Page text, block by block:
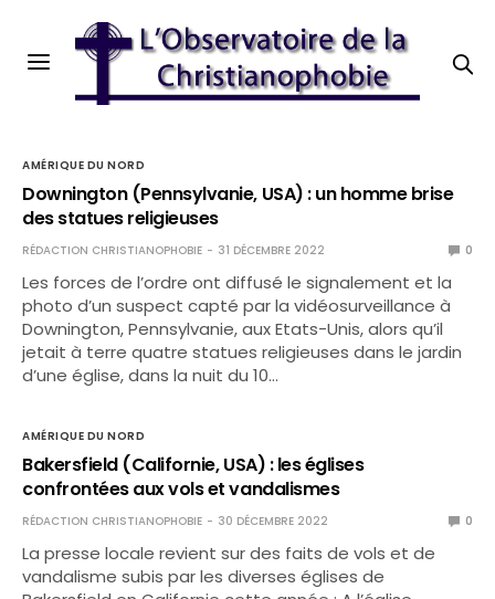
AMÉRIQUE DU NORD
Downington (Pennsylvanie, USA) : un homme brise
des statues religieuses
RÉDACTION CHRISTIANOPHOBIE 31 DÉCEMBRE 2022 0
Les forces de l’ordre ont diffusé le signalement et la
photo d’un suspect capté par la vidéosurveillance à
Downington, Pennsylvanie, aux Etats-Unis, alors qu’il
jetait à terre quatre statues religieuses dans le jardin
d’une église, dans la nuit du 10…
AMÉRIQUE DU NORD
Bakersfield (Californie, USA) : les églises
confrontées aux vols et vandalismes
RÉDACTION CHRISTIANOPHOBIE 30 DÉCEMBRE 2022 0
La presse locale revient sur des faits de vols et de
vandalisme subis par les diverses églises de